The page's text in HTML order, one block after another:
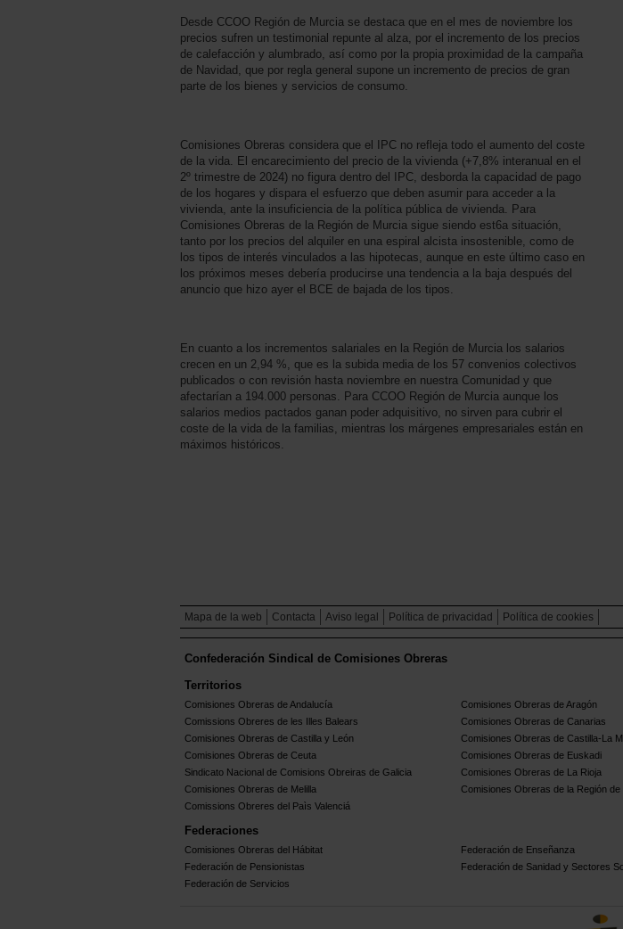
Desde CCOO Región de Murcia se destaca que en el mes de noviembre los
precios sufren un testimonial repunte al alza, por el incremento de los precios
de calefacción y alumbrado, así como por la propia proximidad de la campaña
de Navidad, que por regla general supone un incremento de precios de gran
parte de los bienes y servicios de consumo.
Comisiones Obreras considera que el IPC no refleja todo el aumento del coste
de la vida. El encarecimiento del precio de la vivienda (+7,8% interanual en el
2º trimestre de 2024) no figura dentro del IPC, desborda la capacidad de pago
de los hogares y dispara el esfuerzo que deben asumir para acceder a la
vivienda, ante la insuficiencia de la política pública de vivienda. Para
Comisiones Obreras de la Región de Murcia sigue siendo est6a situación,
tanto por los precios del alquiler en una espiral alcista insostenible, como de
los tipos de interés vinculados a las hipotecas, aunque en este último caso en
los próximos meses debería producirse una tendencia a la baja después del
anuncio que hizo ayer el BCE de bajada de los tipos.
En cuanto a los incrementos salariales en la Región de Murcia los salarios
crecen en un 2,94 %, que es la subida media de los 57 convenios colectivos
publicados o con revisión hasta noviembre en nuestra Comunidad y que
afectarían a 194.000 personas. Para CCOO Región de Murcia aunque los
salarios medios pactados ganan poder adquisitivo, no sirven para cubrir el
coste de la vida de la familias, mientras los márgenes empresariales están en
máximos históricos.
Mapa de la web Contacta Aviso legal Política de privacidad Política de cookies
Confederación Sindical de Comisiones Obreras
Territorios
Comisiones Obreras de Andalucía Comisiones Obreras de Aragón
Comissions Obreres de les Illes Balears
Comisiones Obreras de Canarias
Comisiones Obreras de Castilla y León
Comisiones Obreras de Castilla-La
Comisiones Obreras de Ceuta
Comisiones Obreras de Euskadi
Sindicato Nacional de Comisions Obreiras de Galicia
Comisiones Obreras de La Rioja
Comisiones Obreras de Melilla
Comisiones Obreras de la Región de
Comissions Obreres del Paìs Valenciá
Federaciones
Comisiones Obreras del Hábitat Federación de Enseñanza
Federación de Pensionistas
Federación de Sanidad y Sectores
Federación de Servicios